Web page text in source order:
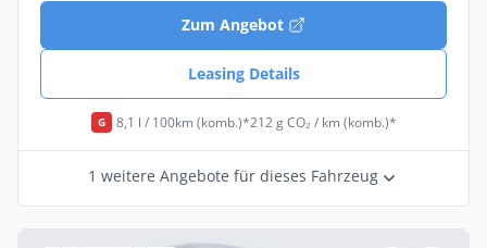
Zum Angebot
Leasing Details
G 8,1 l / 100km (komb.)*212 g CO₂ / km (komb.)*
1 weitere Angebote für dieses Fahrzeug